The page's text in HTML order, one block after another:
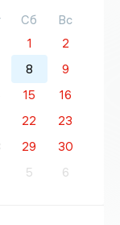
Сб
Вс
1
2
8
9
15
16
22
23
29
30
5 6